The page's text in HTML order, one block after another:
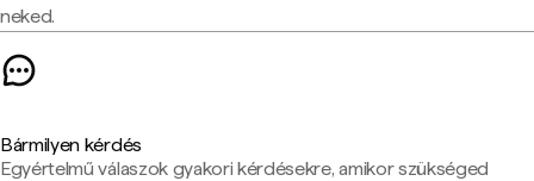
neked.
Bármilyen kérdés
Egyértelmű válaszok gyakori kérdésekre, amikor szükséged